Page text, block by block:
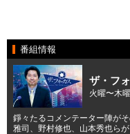
番組情報
ザ・フ
火曜〜木
錚々たるコメンテーター陣が
雅司、野村修也、山本秀也ら